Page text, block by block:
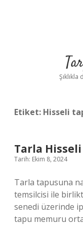
Etiket: Hisseli
Tarla
Tarih: Ekim 8, 2024
Tarla tapusuna
temsilcisi ile
senedi üzerinde
tapu memuru